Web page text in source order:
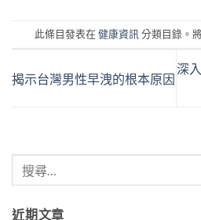
此條目發表在 健康資訊分類目錄。
揭示台灣男性早洩的根本原因
深
近期文章